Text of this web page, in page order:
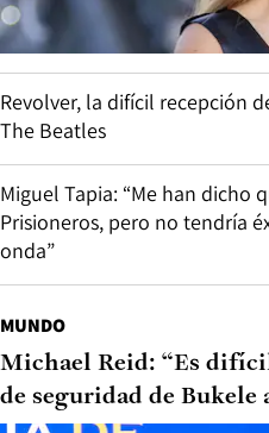
Revolver, la difícil recepción
The Beatles
Miguel Tapia: “Me han dicho
Prisioneros, pero no tendría
onda”
MUNDO
Michael Reid: “Es
de seguridad de Bukele